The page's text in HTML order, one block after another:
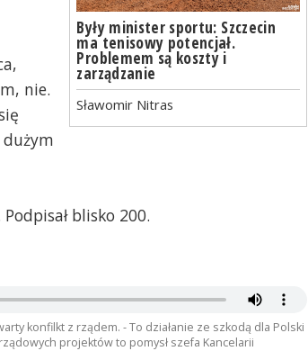
Były minister sportu: Szczecin
ma tenisowy potencjał.
Problemem są koszty i
zarządzanie
Sławomir Nitras
nie.
blisko 200.
konfilkt z rządem. - To działanie ze szkodą dla Polski
projektów to pomysł szefa Kancelarii
osiągnął jako minister sportu ? Ten
Połczyna.